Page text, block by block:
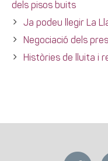
dels pisos buits
Ja podeu llegir La
Negociació dels
Històries de lluita i